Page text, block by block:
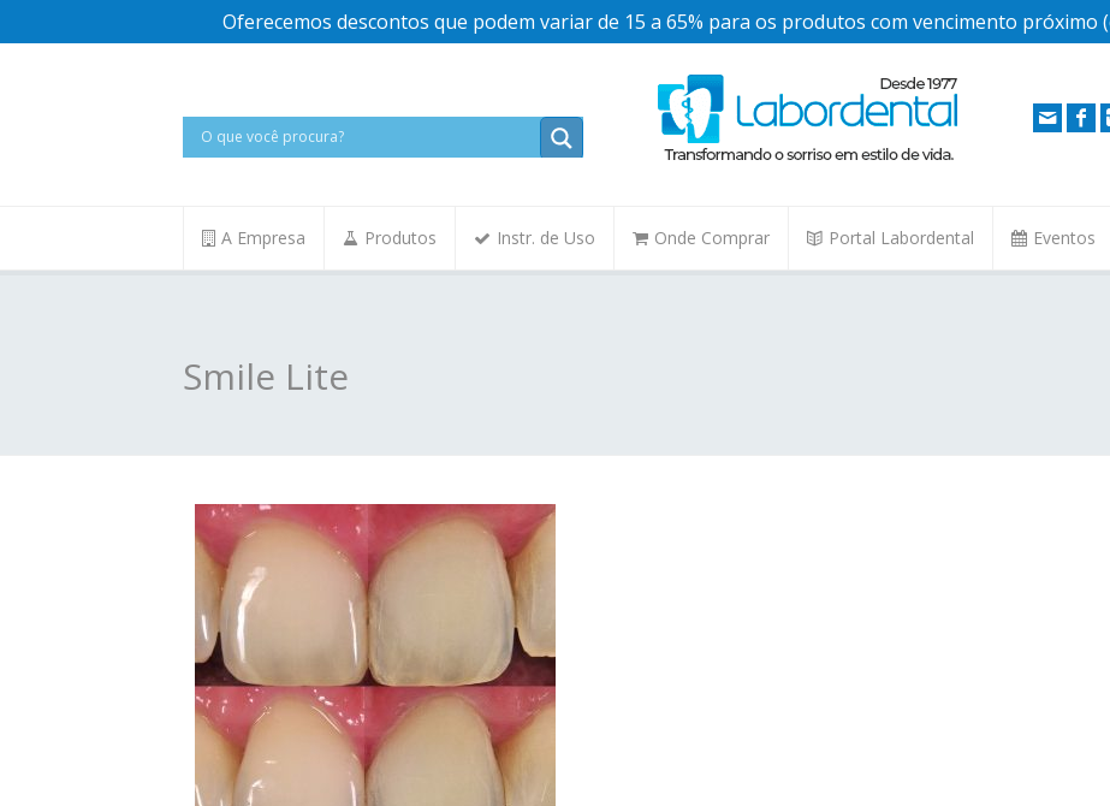
Oferecemos descontos que podem variar de 15 a 65% para os produtos com vencimento próximo
A Empresa Produtos Instr. de Uso Onde Comprar Portal Labordental Eventos
Smile Lite